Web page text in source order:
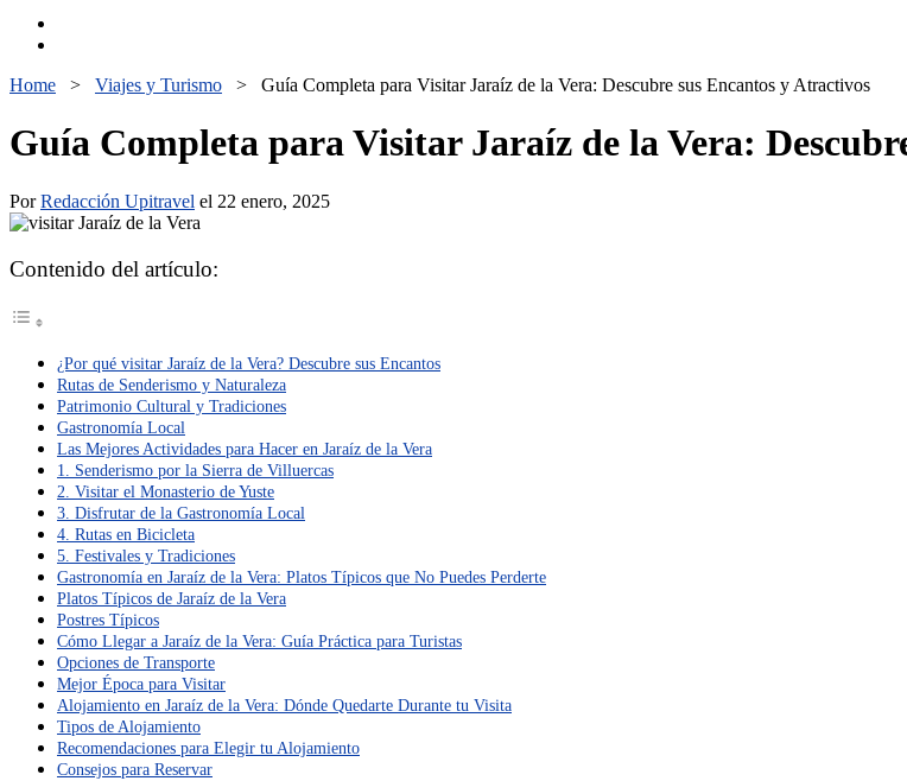
Home > Viajes y Turismo > Guía Completa para Visitar Jaraíz de la Vera: Descubre sus Encantos y Atractivos
Guía Completa para Visitar Jaraíz de la Vera:
PorRedacción Upitravel el 22 enero, 2025
Contenido del artículo:
¿Por qué visitar Jaraíz de la Vera? Descubre sus Encantos
Rutas de Senderismo y Naturaleza
Patrimonio Cultural y Tradiciones
Gastronomía Local
Las Mejores Actividades para Hacer en Jaraíz de la Vera
1. Senderismo por la Sierra de Villuercas
2. Visitar el Monasterio de Yuste
3. Disfrutar de la Gastronomía Local
4. Rutas en Bicicleta
5. Festivales y Tradiciones
Gastronomía en Jaraíz de la Vera: Platos Típicos que No Puedes Perderte
Platos Típicos de Jaraíz de la Vera
Postres Típicos
Cómo Llegar a Jaraíz de la Vera: Guía Práctica para Turistas
Opciones de Transporte
Mejor Época para Visitar
Alojamiento en Jaraíz de la Vera: Dónde Quedarte Durante tu Visita
Tipos de Alojamiento
Recomendaciones para Elegir tu Alojamiento
Consejos para Reservar